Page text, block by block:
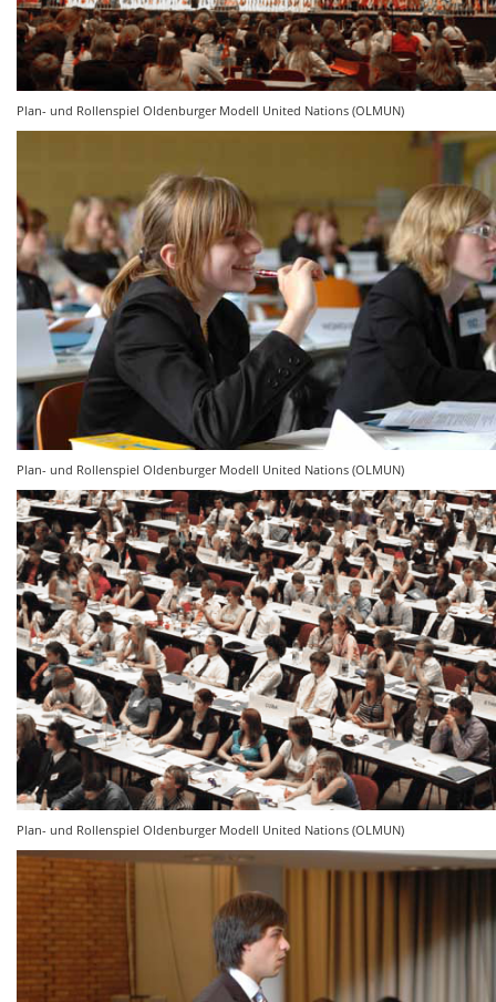
Plan- und Rollenspiel Oldenburger Modell United Nations (OLMUN)
Plan- und Rollenspiel Oldenburger Modell United Nations (OLMUN)
Plan- und Rollenspiel Oldenburger Modell United Nations (OLMUN)